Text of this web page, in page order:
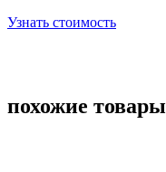
Узнать стоимость
похожие товары